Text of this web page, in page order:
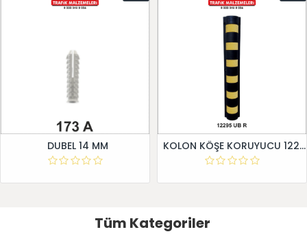
DUBEL 14 MM KOLON KÖŞE KORUYUCU 12295 UB R
Tüm Kategoriler